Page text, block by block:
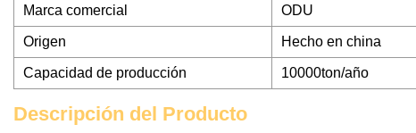
Marca comercial ODU
Origen Hecho en china
Capacidad de producción 10000ton/año
Descripción del Producto